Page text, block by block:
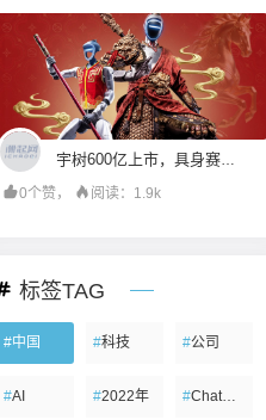
宇树600亿上市，具身赛道有了定价之锚
0个赞，
阅读：1.9k
标签TAG
#中国 #科技 #公司
#AI #2022年 #ChatGPT